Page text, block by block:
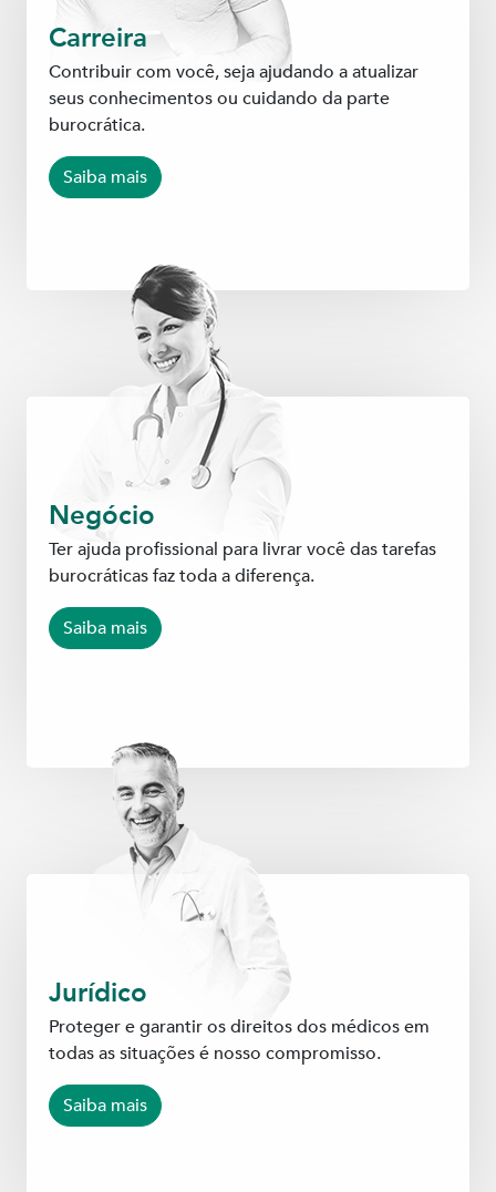
Carreira
Contribuir com você, seja ajudando a atualizar
seus conhecimentos ou cuidando da parte
burocrática.
Saiba mais
Negócio
Ter ajuda profissional para livrar você das tarefas
burocráticas faz toda a diferença.
Saiba mais
Jurídico
Proteger e garantir os direitos dos médicos em
todas as situações é nosso compromisso.
Saiba mais